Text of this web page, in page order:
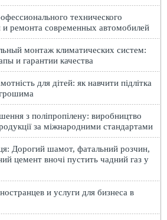
технического
и ремонта современных автомобилей
монтаж климатических систем:
и гарантии качества
для дітей: як навчити підлітка
з поліпропілену: виробництво
за міжнародними стандартами
Дорогий шамот, фатальний розчин,
цемент вночі пустить чадний газ у
и услуги для бизнеса в